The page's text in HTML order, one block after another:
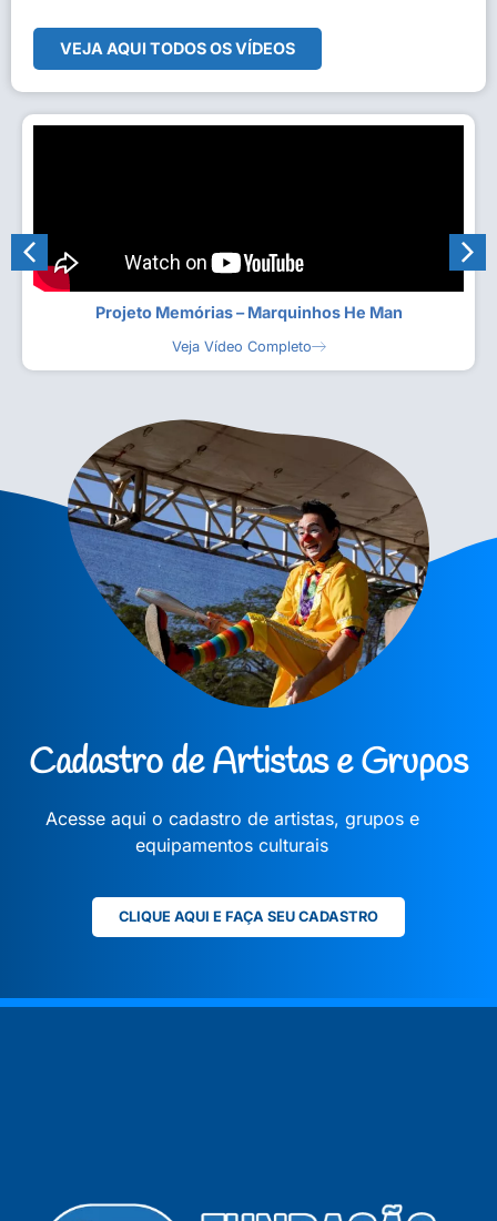
VEJA AQUI TODOS OS VÍDEOS
Projeto Memórias – Marquinhos He Man
Veja Vídeo Completo
Cadastro de Artistas e Grupos
Acesse aqui o cadastro de artistas, grupos e
equipamentos culturais
CLIQUE AQUI E FAÇA SEU CADASTRO